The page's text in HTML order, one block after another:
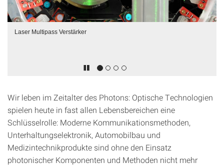
Laser Multipass Verstärker
Wir leben im Zeitalter des Photons: Optische Technologien
spielen heute in fast allen Lebensbereichen eine
Schlüsselrolle: Moderne Kommunikationsmethoden,
Unterhaltungselektronik, Automobilbau und
Medizintechnikprodukte sind ohne den Einsatz
photonischer Komponenten und Methoden nicht mehr